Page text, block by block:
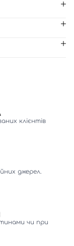
клієнтів
джерел.
чи при